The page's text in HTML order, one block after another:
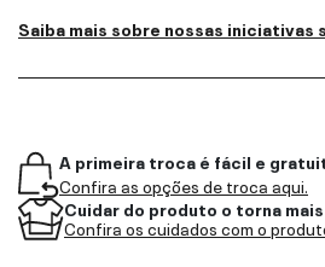
Saiba mais sobre nossas iniciativas
A primeira troca é fácil e
Confira as opções de troca aqui.
Cuidar do produto o torna mais
Confira os cuidados com o